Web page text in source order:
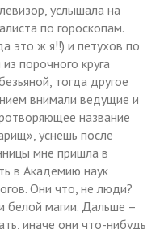
услышала на
по гороскопам.
это ж я!!) и петухов по
порочного круга
тогда другое
внимали ведущие и
название
уснешь после
мне пришла в
в Академию наук
Они что, не люди?
белой магии. Дальше –
иначе они что-нибудь